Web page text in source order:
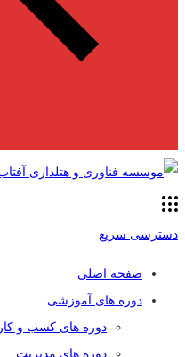
دسترسی سریع
صفحه اصلی
دوره های آموزشی
دوره های کسب و کار
دوره های مدیریت